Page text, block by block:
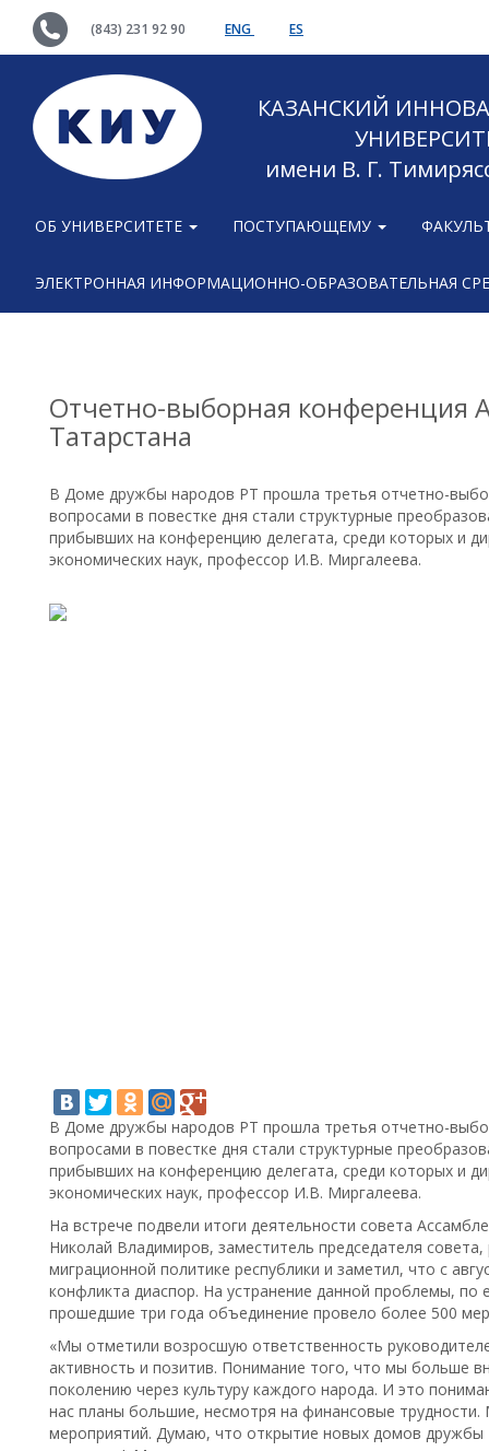
(843) 231 92 90 ENG ES
КАЗАНСКИЙ
имени В. Г.
ОБ УНИВЕРСИТЕТЕ ПОСТУПАЮЩЕМУ
ЭЛЕКТРОННАЯ ИНФОРМАЦИОННО-ОБРАЗОВАТЕЛЬНАЯ
Отчетно-выборная конференция
Татарстана
В Доме дружбы народов РТ прошла третья отчетно-
вопросами в повестке дня стали структурные
прибывших на конференцию делегата, среди которых и
экономических наук, профессор И.В. Миргалеева.
В Доме дружбы народов РТ прошла третья отчетно-
вопросами в повестке дня стали структурные
прибывших на конференцию делегата, среди которых и
экономических наук, профессор И.В. Миргалеева.
На встрече подвели итоги деятельности совета
Николай Владимиров, заместитель председателя
миграционной политике республики и заметил, что с
конфликта диаспор. На устранение данной проблемы, по
прошедшие три года объединение провело более 500
«Мы отметили возросшую ответственность
активность и позитив. Понимание того, что мы больше
поколению через культуру каждого народа. И это
нас планы большие, несмотря на финансовые
мероприятий. Думаю, что открытие новых домов дружбы